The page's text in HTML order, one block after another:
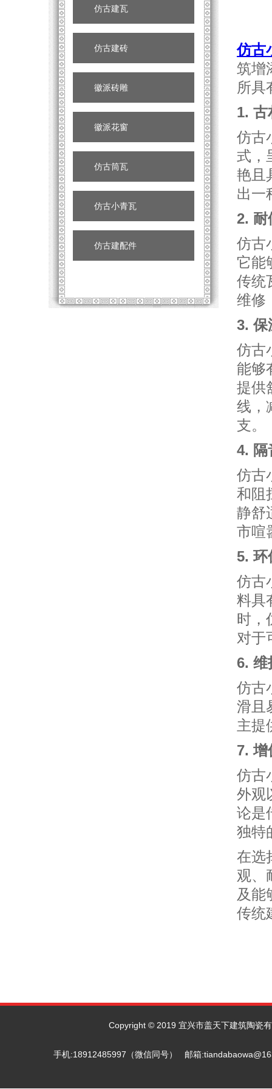
仿古建瓦
仿古建砖
徽派砖雕
徽派花窗
仿古筒瓦
仿古小青瓦
仿古建配件
仿古
筑增
所具
1. 古
仿古
式，
艳且
出一
2. 耐
仿古
它能
传统
维修
3. 保
仿古
能够
提供
线，
支。
4. 隔
仿古
和阻
静舒
市喧
5. 环
仿古
料具
时，
对于
6. 维
仿古
滑且
主提
7. 增
仿古
外观
论是
独特
在选
观、
及能
传统
Copyright © 2019 宜兴市盖天下建筑陶瓷
手机:18912485997（微信同号） 邮箱